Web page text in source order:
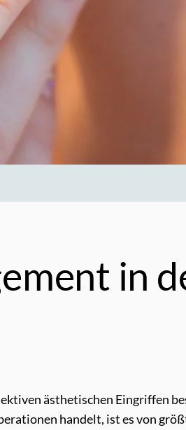
in
ästhetischen Eingriffen
handelt, ist es von